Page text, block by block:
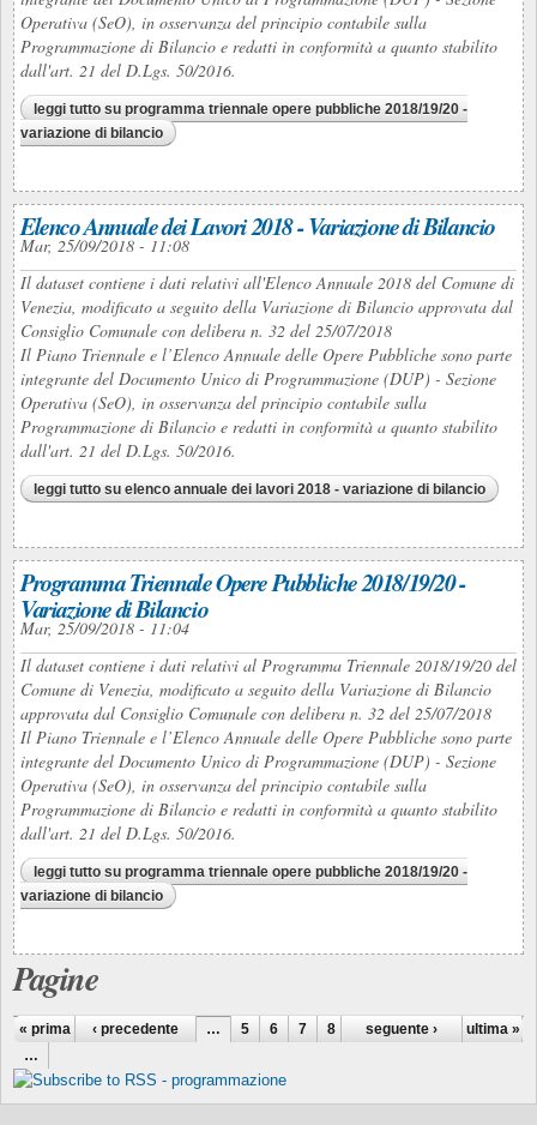
Operativa (SeO), in osservanza del principio contabile sulla
Programmazione di Bilancio e redatti in conformità a quanto stabilito
dall'art. 21 del D.Lgs. 50/2016.
leggi tutto su programma triennale opere pubbliche 2018/19/20 -
variazione di bilancio
Elenco Annuale dei Lavori 2018 - Variazione di Bilancio
Mar, 25/09/2018 - 11:08
Il dataset contiene i dati relativi all'Elenco Annuale 2018 del Comune di
Venezia, modificato a seguito della Variazione di Bilancio approvata dal
Consiglio Comunale con delibera n. 32 del 25/07/2018
Il Piano Triennale e l’Elenco Annuale delle Opere Pubbliche sono parte
integrante del Documento Unico di Programmazione (DUP) - Sezione
Operativa (SeO), in osservanza del principio contabile sulla
Programmazione di Bilancio e redatti in conformità a quanto stabilito
dall'art. 21 del D.Lgs. 50/2016.
leggi tutto su elenco annuale dei lavori 2018 - variazione di bilancio
Programma Triennale Opere Pubbliche 2018/19/20 -
Variazione di Bilancio
Mar, 25/09/2018 - 11:04
Il dataset contiene i dati relativi al Programma Triennale 2018/19/20 del
Comune di Venezia, modificato a seguito della Variazione di Bilancio
approvata dal Consiglio Comunale con delibera n. 32 del 25/07/2018
Il Piano Triennale e l’Elenco Annuale delle Opere Pubbliche sono parte
integrante del Documento Unico di Programmazione (DUP) - Sezione
Operativa (SeO), in osservanza del principio contabile sulla
Programmazione di Bilancio e redatti in conformità a quanto stabilito
dall'art. 21 del D.Lgs. 50/2016.
leggi tutto su programma triennale opere pubbliche 2018/19/20 -
variazione di bilancio
Pagine
« prima ‹ precedente … 5 6 7 8 10 11 12
13
…
seguente › ultima »